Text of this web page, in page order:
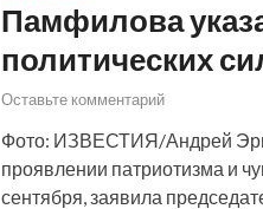
Памфилова
политических
Оставьте комментарий
Фото: ИЗВЕСТИЯ/Андрей
проявлении патриотизма и
сентября, заявила